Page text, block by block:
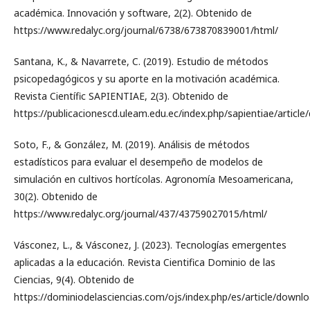
académica. Innovación y software, 2(2). Obtenido de
https://www.redalyc.org/journal/6738/673870839001/html/
Santana, K., & Navarrete, C. (2019). Estudio de métodos
psicopedagógicos y su aporte en la motivación académica.
Revista Científic SAPIENTIAE, 2(3). Obtenido de
https://publicacionescd.uleam.edu.ec/index.php/sapientiae/
Soto, F., & González, M. (2019). Análisis de métodos
estadísticos para evaluar el desempeño de modelos de
simulación en cultivos hortícolas. Agronomía Mesoamericana,
30(2). Obtenido de
https://www.redalyc.org/journal/437/43759027015/html/
Vásconez, L., & Vásconez, J. (2023). Tecnologías emergentes
aplicadas a la educación. Revista Cientifica Dominio de las
Ciencias, 9(4). Obtenido de
https://dominiodelasciencias.com/ojs/index.php/es/article/